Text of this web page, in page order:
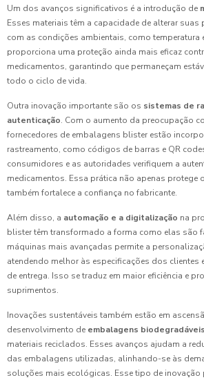
Um dos avanços significativos é a introdução de
Esses materiais têm a capacidade de alterar
com as condições ambientais, como temperatura
proporciona uma proteção ainda mais eficaz
medicamentos, garantindo que permaneçam
todo o ciclo de vida.
Outra inovação importante são os sistemas de
autenticação. Com o aumento da preocupação
fornecedores de embalagens blister estão
rastreamento, como códigos de barras e QR
consumidores e as autoridades verifiquem a
medicamentos. Essa prática não apenas protege
também fortalece a confiança no fabricante.
Além disso, a automação e a digitalização na
blister têm transformado a forma como elas são
máquinas mais avançadas permite a
atendendo melhor às especificações dos
de entrega. Isso se traduz em maior eficiência e
suprimentos.
Inovações sustentáveis também estão em
desenvolvimento de embalagens biodegradáveis
materiais reciclados. Esses avanços ajudam a
das embalagens utilizadas, alinhando-se às
soluções mais ecológicas. Esse tipo de inovação